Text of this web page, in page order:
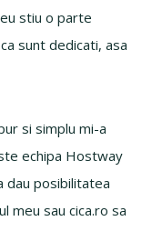
stiu o parte
sunt dedicati, asa
si simplu mi-a
echipa Hostway
dau posibilitatea
meu sau cica.ro sa